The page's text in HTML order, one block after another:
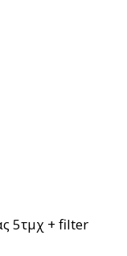
5τμχ + filter